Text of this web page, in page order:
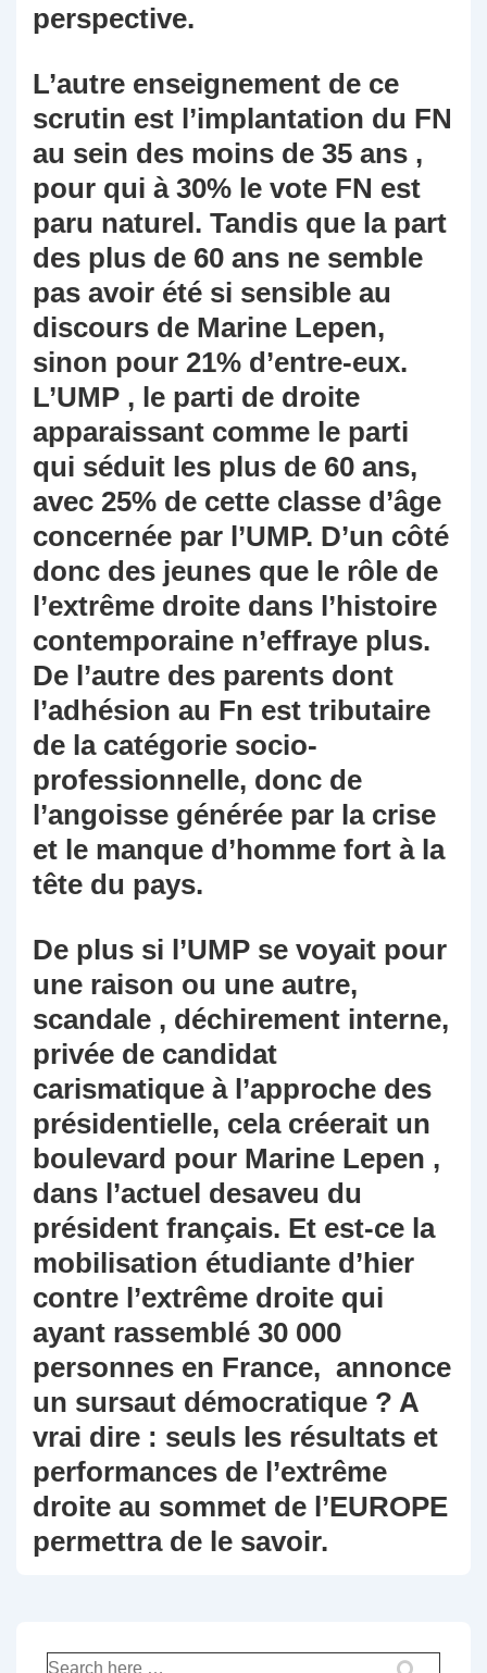
perspective.
L’autre enseignement de ce
scrutin est l’implantation du FN
au sein des moins de 35 ans ,
pour qui à 30% le vote FN est
paru naturel. Tandis que la part
des plus de 60 ans ne semble
pas avoir été si sensible au
discours de Marine Lepen,
sinon pour 21% d’entre-eux.
L’UMP , le parti de droite
apparaissant comme le parti
qui séduit les plus de 60 ans,
avec 25% de cette classe d’âge
concernée par l’UMP. D’un côté
donc des jeunes que le rôle de
l’extrême droite dans l’histoire
contemporaine n’effraye plus.
De l’autre des parents dont
l’adhésion au Fn est tributaire
de la catégorie socio-
professionnelle, donc de
l’angoisse générée par la crise
et le manque d’homme fort à la
tête du pays.
De plus si l’UMP se voyait pour
une raison ou une autre,
scandale , déchirement interne,
privée de candidat
carismatique à l’approche des
présidentielle, cela créerait un
boulevard pour Marine Lepen ,
dans l’actuel desaveu du
président français. Et est-ce la
mobilisation étudiante d’hier
contre l’extrême droite qui
ayant rassemblé 30 000
personnes en France, annonce
un sursaut démocratique ? A
vrai dire : seuls les résultats et
performances de l’extrême
droite au sommet de l’EUROPE
permettra de le savoir.
Recherche